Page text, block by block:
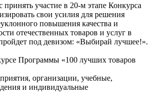
участие в 20-м этапе Конкурса
свои усилия для решения
повышения качества и
отечественных товаров и услуг в
под девизом: «Выбирай лучшее!».
Программы «100 лучших товаров
организации, учебные,
и индивидуальные